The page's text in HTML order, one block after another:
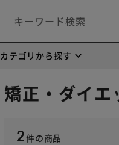
カテゴリから探す
矯正・ダイエ
2件の商品